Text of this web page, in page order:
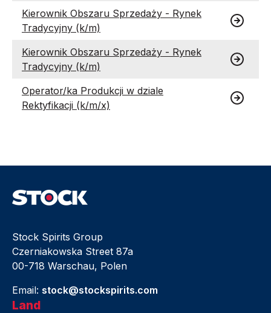
Kierownik Obszaru Sprzedaży - Rynek
Tradycyjny (k/m)
Kierownik Obszaru Sprzedaży - Rynek
Tradycyjny (k/m)
Operator/ka Produkcji w dziale
Rektyfikacji (k/m/x)
Stock Spirits Group
Czerniakowska Street 87a
00-718 Warschau, Polen
Email: stock@stockspirits.com
Land